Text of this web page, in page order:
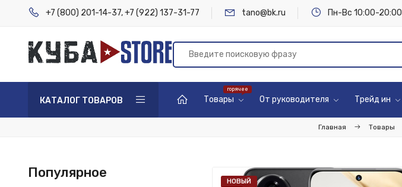
+7 (800) 201-14-37,+7 (922) 137-31-77 tano@bk.ru Пн-Вс 10:00-20:00
КАТАЛОГ ТОВАРОВ Товары От руководителя Трейд ин
Главная Товары
НОВЫЙ
Популярное